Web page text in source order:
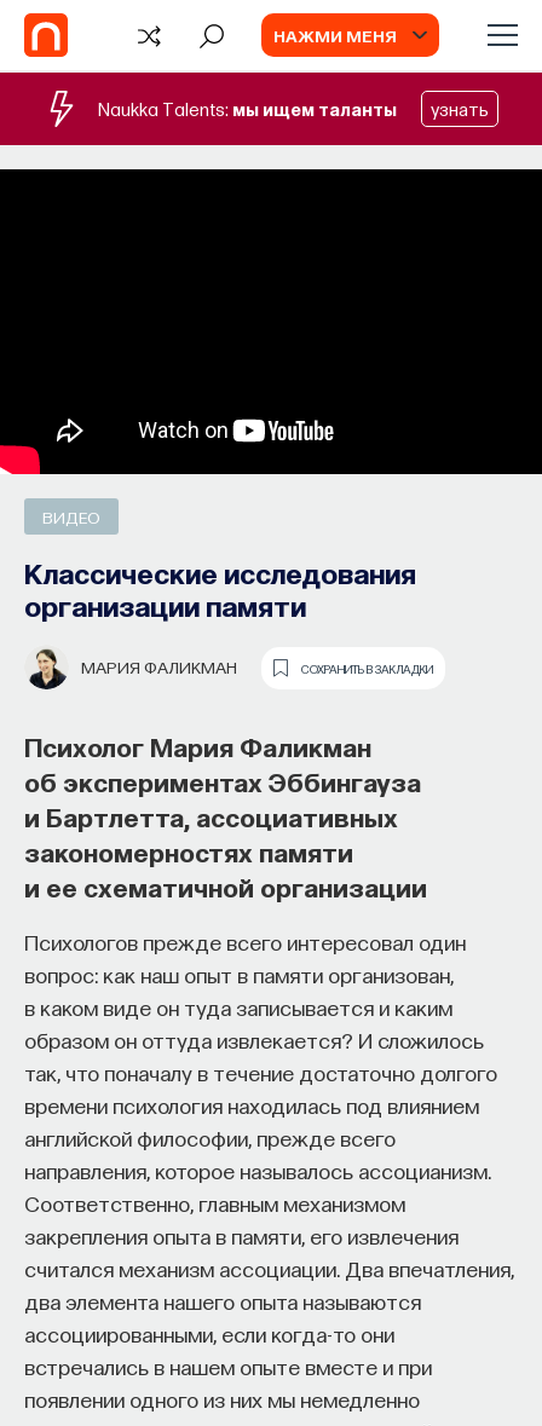
НАЖМИ МЕНЯ
Naukka Talents: мы ищем таланты узнать
ВИДЕО
Классические исследования
организации памяти
МАРИЯ ФАЛИКМАН СОХРАНИТЬ В ЗАКЛАДКИ
Психолог Мария Фаликман
об экспериментах Эббингауза
и Бартлетта, ассоциативных
закономерностях памяти
и ее схематичной организации
Психологов прежде всего интересовал один
вопрос: как наш опыт в памяти организован,
в каком виде он туда записывается и каким
образом он оттуда извлекается? И сложилось
так, что поначалу в течение достаточно долгого
времени психология находилась под влиянием
английской философии, прежде всего
направления, которое называлось ассоцианизм.
Соответственно, главным механизмом
закрепления опыта в памяти, его извлечения
считался механизм ассоциации. Два впечатления,
два элемента нашего опыта называются
ассоциированными, если когда-то они
встречались в нашем опыте вместе и при
появлении одного из них мы немедленно
ВИДЕО
Командные нейроны
СОХРАНИТЬ В ЗАКЛАДКИ
Нейробиолог Павел Балабан
исследованиях беспозвоночных
и моделирующих клетках
Как развивалось изучение центров принятия
решений в нервной системе? Каковы функции
моделирующих клеток? И какие проходят
день? Об этом рассказывает доктор
биологических наук Павел Балабан.
У любого животного, человека в данный
момент реализуется только одна форма
поведения. Вы не можете одновременно
сжать руку и распрямить. Этому
противоречит вся структура нервной
системы. Было мнение, что где-то всегда
принимается решение.